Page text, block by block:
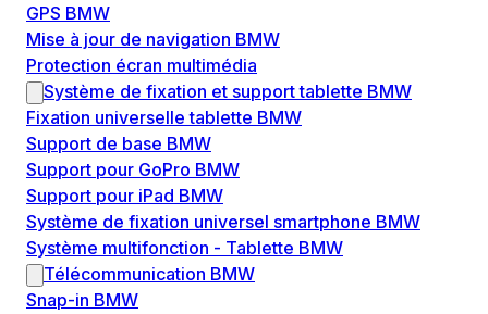
GPS BMW
Mise à jour de navigation BMW
Protection écran multimédia
Système de fixation et support tablette BMW
Fixation universelle tablette BMW
Support de base BMW
Support pour GoPro BMW
Support pour iPad BMW
Système de fixation universel smartphone BMW
Système multifonction - Tablette BMW
Télécommunication BMW
Snap-in BMW